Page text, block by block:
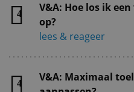
4
V&A: Hoe los ik
op?
lees & reageer
4
V&A: Maximaal